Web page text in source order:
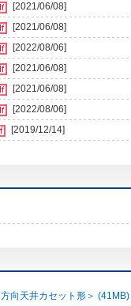
[2021/06/08]
[2021/06/08]
[2022/08/06]
[2021/06/08]
[2021/06/08]
[2022/08/06]
[2019/12/14]
向天井カセット形＞ (41MB)